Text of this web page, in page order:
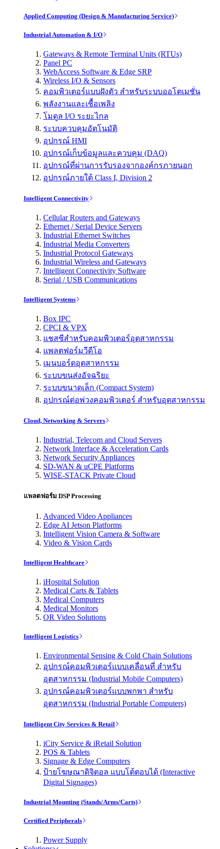
Applied Computing (Design & Manufacturing Service)
Industrial Automation & I/O
Gateways & Remote Terminal Units (RTUs)
Panel PC
WebAccess Software & Edge SRP
Wireless I/O & Sensors
คอมพิวเตอร์แบบฝังตัว สำหรับระบบออโตเมชั่น
พลังงานและเชื้อเพลิง
โมดูล I/O ระยะไกล
ระบบควบคุมอัตโนมัติ
อุปกรณ์ HMI
อุปกรณ์เก็บข้อมูลและควบคุม (DAQ)
อุปกรณ์ที่ผ่านการรับรองจากองค์กรภายนอก
อุปกรณ์ภายใต้ Class I, Division 2
Intelligent Connectivity
Cellular Routers and Gateways
Ethernet / Serial Device Servers
Industrial Ethernet Switches
Industrial Media Converters
Industrial Protocol Gateways
Industrial Wireless and Gateways
Intelligent Connectivity Software
Serial / USB Communications
Intelligent Systems
Box IPC
CPCI & VPX
แชสซีสำหรับคอมพิวเตอร์อุตสาหกรรม
แพลตฟอร์มวีดีโอ
เมนบอร์ดอุตสาหกรรม
ระบบขนส่งอัจฉริยะ
ระบบขนาดเล็ก (Compact System)
อุปกรณ์ต่อพ่วงคอมพิวเตอร์ สำหรับอุตสาหกรรม
Cloud, Networking & Servers
Industrial, Telecom and Cloud Servers
Network Interface & Acceleration Cards
Network Security Appliances
SD-WAN & uCPE Platforms
WISE-STACK Private Cloud
แพลตฟอร์ม DSP Processing
Advanced Video Appliances
Edge AI Jetson Platforms
Intelligent Vision Camera & Software
Video & Vision Cards
Intelligent Healthcare
iHospital Solution
Medical Carts & Tablets
Medical Computers
Medical Monitors
OR Video Solutions
Intelligent Logistics
Environmental Sensing & Cold Chain Solutions
อุปกรณ์คอมพิวเตอร์แบบเคลื่อนที่ สำหรับ
อุตสาหกรรม (Industrial Mobile Computers)
อุปกรณ์คอมพิวเตอร์แบบพกพา สำหรับ
อุตสาหกรรม (Industrial Portable Computers)
Intelligent City Services & Retail
iCity Service & iRetail Solution
POS & Tablets
Signage & Edge Computers
ป้ายโฆษณาดิจิตอล แบบโต้ตอบได้ (Interactive
Digital Signages)
Industrial Mounting (Stands/Arms/Carts)
Certified Peripherals
Power Supply